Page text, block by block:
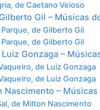
de Caetano Veloso
Gil – Músicas
de Gilberto Gil
de Gilberto Gil
Gonzaga –
de Luiz Gonzaga
de Luiz Gonzaga
Nascimento –
de Milton Nascimento